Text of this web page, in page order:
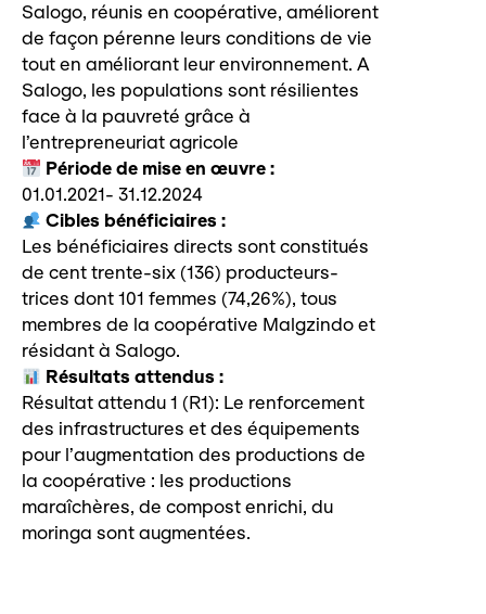
Salogo, réunis en coopérative, améliorent
de façon pérenne leurs conditions de vie
tout en améliorant leur environnement. A
Salogo, les populations sont résilientes
face à la pauvreté grâce à
l’entrepreneuriat agricole
Période de mise en œuvre :
01.01.2021- 31.12.2024
Cibles bénéficiaires :
Les bénéficiaires directs sont constitués
de cent trente-six (136) producteurs-
trices dont 101 femmes (74,26%), tous
membres de la coopérative Malgzindo et
résidant à Salogo.
Résultats attendus :
Résultat attendu 1 (R1): Le renforcement
des infrastructures et des équipements
pour l’augmentation des productions de
la coopérative : les productions
maraîchères, de compost enrichi, du
moringa sont augmentées.